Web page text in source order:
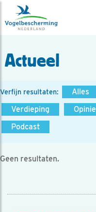
Actueel
Verfijn resultaten: Alles
Verdieping
Opinie
Podcast
Geen resultaten.